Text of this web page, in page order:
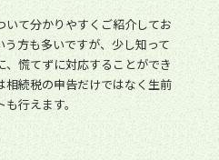
て分かりやすくご紹介してお
方も多いですが、少し知って
慌てずに対応することができ
相続税の申告だけではなく生前
行えます。